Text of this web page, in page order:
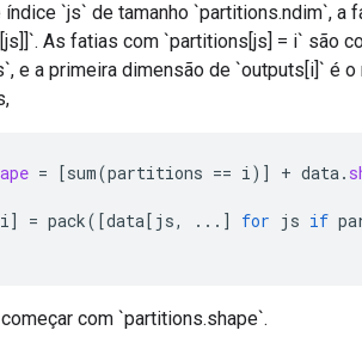
índice `js` de tamanho `partitions.ndim`, a
As fatias com `partitions[js] = i` são
e a primeira dimensão de `outputs[i]` é
= [sum(partitions == i) ] + data.
i] = pack( [data[ js, ... ] for js if
com `partitions.shape`.